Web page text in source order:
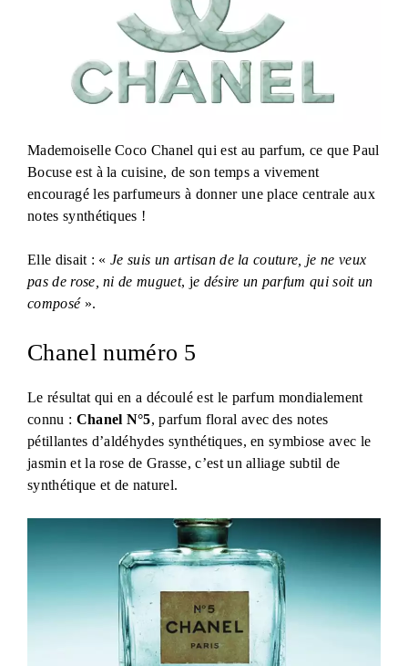
Mademoiselle Coco Chanel qui est au parfum, ce que Paul
Bocuse est à la cuisine, de son temps a vivement
encouragé les parfumeurs à donner une place centrale aux
notes synthétiques !
Elle disait : «Je suis un artisan de la couture, je ne veux
pas de rose, ni de muguet, je désire un parfum qui soit un
composé».
Chanel numéro 5
Le résultat qui en a découlé est le parfum mondialement
connu : Chanel N°5, parfum floral avec des notes
pétillantes d’aldéhydes synthétiques, en symbiose avec le
jasmin et la rose de Grasse, c’est un alliage subtil de
synthétique et de naturel.